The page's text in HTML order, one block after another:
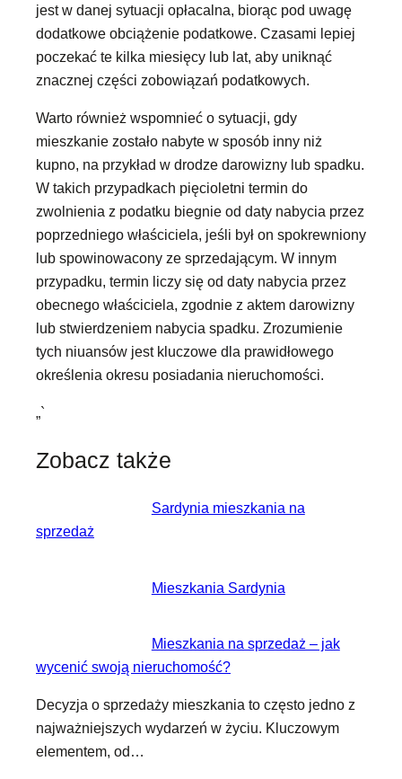
jest w danej sytuacji opłacalna, biorąc pod uwagę
dodatkowe obciążenie podatkowe. Czasami lepiej
poczekać te kilka miesięcy lub lat, aby uniknąć
znacznej części zobowiązań podatkowych.
Warto również wspomnieć o sytuacji, gdy
mieszkanie zostało nabyte w sposób inny niż
kupno, na przykład w drodze darowizny lub spadku.
W takich przypadkach pięcioletni termin do
zwolnienia z podatku biegnie od daty nabycia przez
poprzedniego właściciela, jeśli był on spokrewniony
lub spowinowacony ze sprzedającym. W innym
przypadku, termin liczy się od daty nabycia przez
obecnego właściciela, zgodnie z aktem darowizny
lub stwierdzeniem nabycia spadku. Zrozumienie
tych niuansów jest kluczowe dla prawidłowego
określenia okresu posiadania nieruchomości.
„`
Zobacz także
Sardynia mieszkania na
sprzedaż
Mieszkania Sardynia
Mieszkania na sprzedaż – jak
wycenić swoją nieruchomość?
Decyzja o sprzedaży mieszkania to często jedno z
najważniejszych wydarzeń w życiu. Kluczowym
elementem, od…